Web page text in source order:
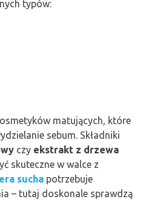
typów:
matujących, które
sebum. Składniki
czy ekstrakt z drzewa
skuteczne w walce z
sucha potrzebuje
– tutaj doskonale sprawdzą